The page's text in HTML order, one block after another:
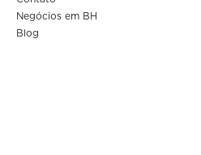
Negócios em BH
Blog